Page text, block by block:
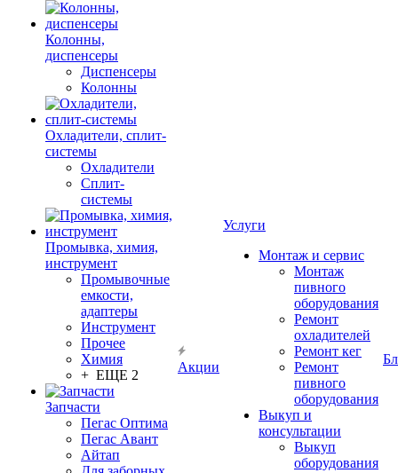
Колонны,
диспенсеры
Диспенсеры
Колонны
Охладители, сплит-
системы
Охладители
Сплит-
системы
Промывка, химия,
инструмент
Промывочные
емкости,
адаптеры
Инструмент
Прочее
Химия
+ ЕЩЕ 2
Запчасти
Пегас Оптима
Пегас Авант
Айтап
Акции
Услуги
Монтаж и сервис
Монтаж
пивного
оборудования
Ремонт
охладителей
Ремонт кег
Ремонт
пивного
оборудования
Выкуп и
консультации
Выкуп
оборудования